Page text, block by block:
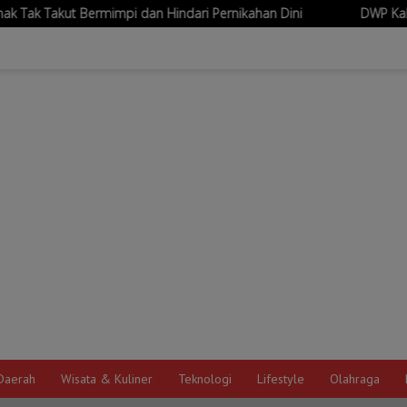
Hindari Pernikahan Dini DWP Kabupaten Probolinggo
Wisata & Kuliner Teknologi Lifestyle Olahraga